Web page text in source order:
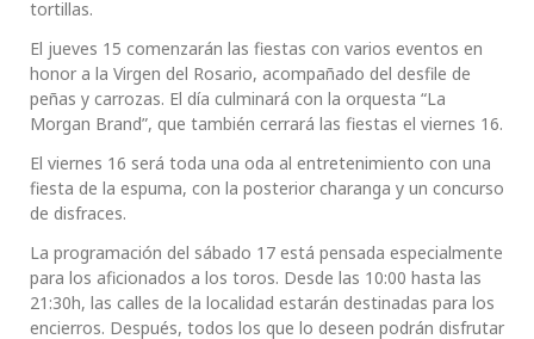
tortillas.
El jueves 15 comenzarán las fiestas con varios eventos en
honor a la Virgen del Rosario, acompañado del desfile de
peñas y carrozas. El día culminará con la orquesta “La
Morgan Brand”, que también cerrará las fiestas el viernes 16.
El viernes 16 será toda una oda al entretenimiento con una
fiesta de la espuma, con la posterior charanga y un concurso
de disfraces.
La programación del sábado 17 está pensada especialmente
para los aficionados a los toros. Desde las 10:00 hasta las
21:30h, las calles de la localidad estarán destinadas para los
encierros. Después, todos los que lo deseen podrán disfrutar